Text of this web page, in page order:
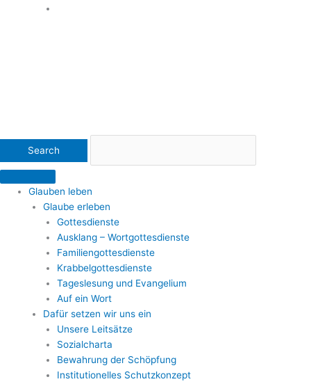
Glauben leben
Glaube erleben
Gottesdienste
Ausklang – Wortgottesdienste
Familiengottesdienste
Krabbelgottesdienste
Tageslesung und Evangelium
Auf ein Wort
Dafür setzen wir uns ein
Unsere Leitsätze
Sozialcharta
Bewahrung der Schöpfung
Institutionelles Schutzkonzept